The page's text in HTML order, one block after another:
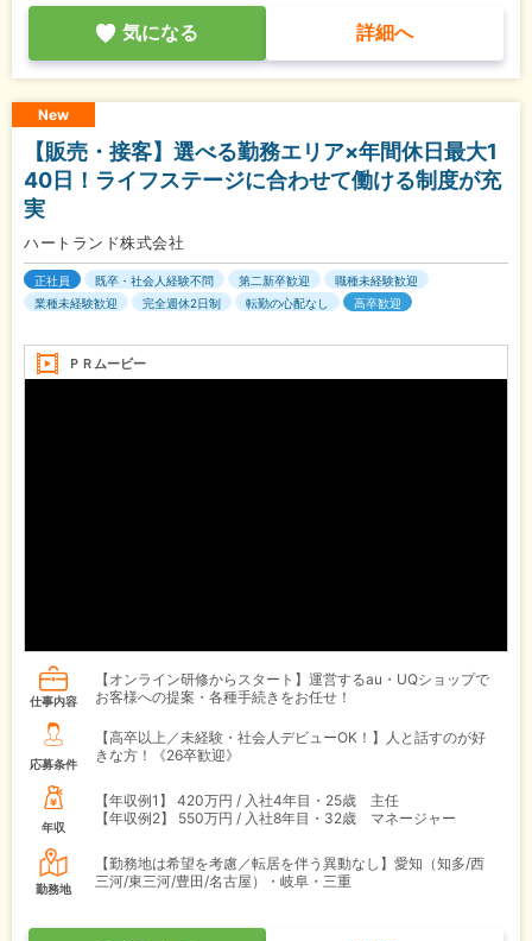
気になる 詳細へ
New
【販売・接客】選べる勤務エリア×年間休日最大1
40日！ライフステージに合わせて働ける制度が充
実
ハートランド株式会社
正社員 既卒・社会人経験不問 第二新卒歓迎
職種未経験歓迎
業種未経験歓迎
完全週休2日制 転勤の心配なし 高卒歓迎
ＰＲムービー
仕事内容
【オンライン研修からスタート】運営するau・UQショップで
お客様への提案・各種手続きをお任せ！
応募条件
【高卒以上／未経験・社会人デビューOK！】人と話すのが好
きな方！《26卒歓迎》
年収
【年収例1】
420万円 / 入社4年目・25歳 主任
【年収例2】
550万円 / 入社8年目・32歳 マネージャー
勤務地
【勤務地は希望を考慮／転居を伴う異動なし】愛知（知多/西
三河/東三河/豊田/名古屋）・岐阜・三重